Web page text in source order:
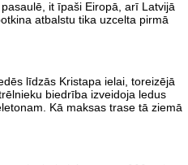
it īpaši Eiropā, arī Latvijā
atbalstu tika uzcelta pirmā
līdzās Kristapa ielai, toreizējā
biedrība izveidoja ledus
Kā maksas trase tā ziemā